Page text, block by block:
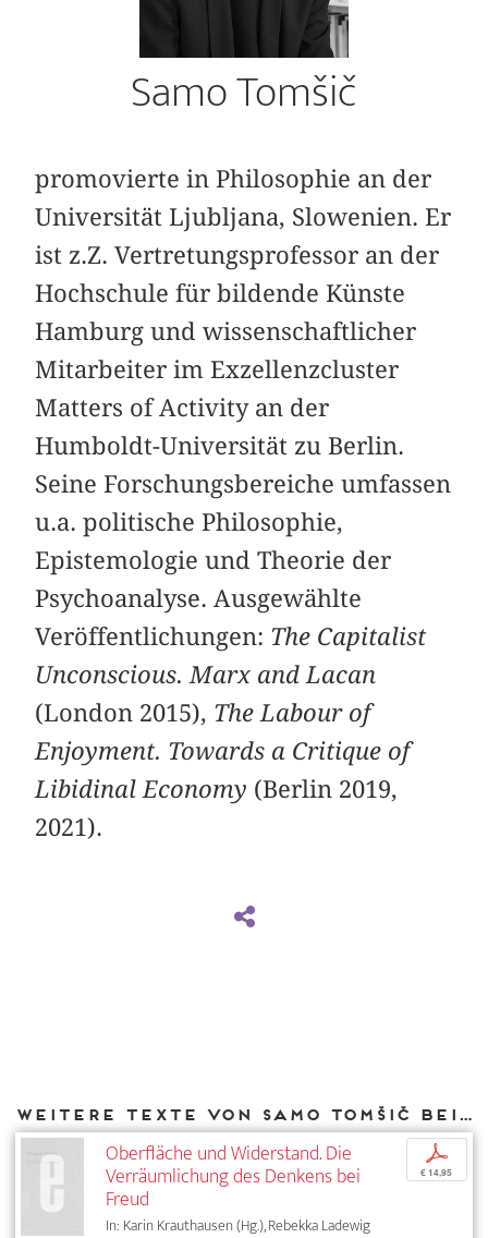
Samo Tomšič
promovierte in Philosophie an der
Universität Ljubljana, Slowenien. Er
ist z.Z. Vertretungsprofessor an der
Hochschule für bildende Künste
Hamburg und wissenschaftlicher
Mitarbeiter im Exzellenzcluster
Matters of Activity an der
Humboldt-Universität zu Berlin.
Seine Forschungsbereiche umfassen
u.a. politische Philosophie,
Epistemologie und Theorie der
Psychoanalyse. Ausgewählte
Veröffentlichungen: The Capitalist
Unconscious. Marx and Lacan
(London 2015), The Labour of
Enjoyment. Towards a Critique of
Libidinal Economy (Berlin 2019,
2021).
Weitere Texte von Samo Tomšič bei DIAPHANES
Oberfläche und Widerstand. Die
Verräumlichung des Denkens bei
Freud
In: Karin Krauthausen (Hg.), Rebekka Ladewig
p
€ 14,95